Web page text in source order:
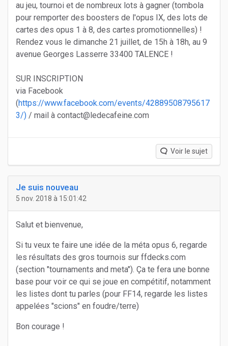
au jeu, tournoi et de nombreux lots à gagner (tombola
pour remporter des boosters de l'opus IX, des lots de
cartes des opus 1 à 8, des cartes promotionnelles) !
Rendez vous le dimanche 21 juillet, de 15h à 18h, au 9
avenue Georges Lasserre 33400 TALENCE !
SUR INSCRIPTION
via Facebook
(https://www.facebook.com/events/42889508795617
3/) / mail à contact@ledecafeine.com
Voir le sujet
Je suis nouveau
5 nov. 2018 à 15:01:42
Salut et bienvenue,
Si tu veux te faire une idée de la méta opus 6, regarde
les résultats des gros tournois sur ffdecks.com
(section "tournaments and meta"). Ça te fera une bonne
base pour voir ce qui se joue en compétitif, notamment
les listes dont tu parles (pour FF14, regarde les listes
appelées "scions" en foudre/terre)
Bon courage !